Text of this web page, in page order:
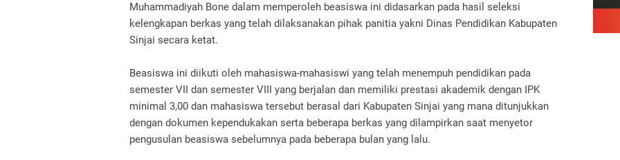
Muhammadiyah Bone dalam memperoleh beasiswa ini didasarkan pada hasil seleksi
kelengkapan berkas yang telah dilaksanakan pihak panitia yakni Dinas Pendidikan Kabupaten
Sinjai secara ketat.
Beasiswa ini diikuti oleh mahasiswa-mahasiswi yang telah menempuh pendidikan pada
semester VII dan semester VIII yang berjalan dan memiliki prestasi akademik dengan IPK
minimal 3,00 dan mahasiswa tersebut berasal dari Kabupaten Sinjai yang mana ditunjukkan
dengan dokumen kependukakan serta beberapa berkas yang dilampirkan saat menyetor
pengusulan beasiswa sebelumnya pada beberapa bulan yang lalu.